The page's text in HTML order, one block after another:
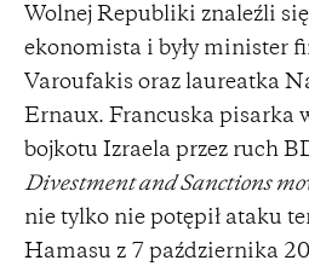
Wolnej Republiki znaleźli
ekonomista i były minister
Varoufakis oraz laureatka
Ernaux. Francuska pisarka
bojkotu Izraela przez ruch
Divestment and Sanctions
nie tylko nie potępił ataku
Hamasu z 7 października